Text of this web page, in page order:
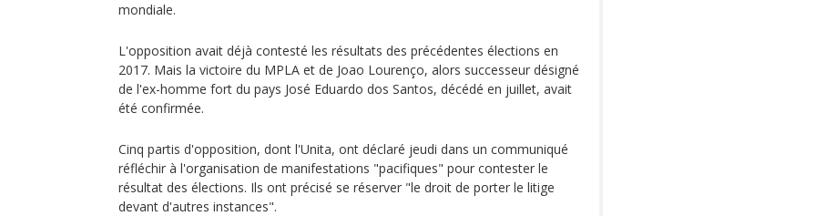
mondiale.
L'opposition avait déjà contesté les résultats des précédentes élections en
2017. Mais la victoire du MPLA et de Joao Lourenço, alors successeur désigné
de l'ex-homme fort du pays José Eduardo dos Santos, décédé en juillet, avait
été confirmée.
Cinq partis d'opposition, dont l'Unita, ont déclaré jeudi dans un communiqué
réfléchir à l'organisation de manifestations "pacifiques" pour contester le
résultat des élections. Ils ont précisé se réserver "le droit de porter le litige
devant d'autres instances".